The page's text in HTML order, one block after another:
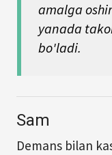
amalga
yanada
bo'ladi.
Sam
Demans bilan